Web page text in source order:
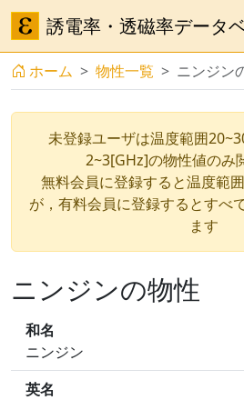
誘電率・透磁率データ
ホーム 物性一覧 ニンジン
未登録ユーザは温度範囲
2~3[GHz]の物性値のみ
無料会員に登録すると温度範
が，有料会員に登録するとすべ
ます
ニンジンの物性
和名
ニンジン
英名